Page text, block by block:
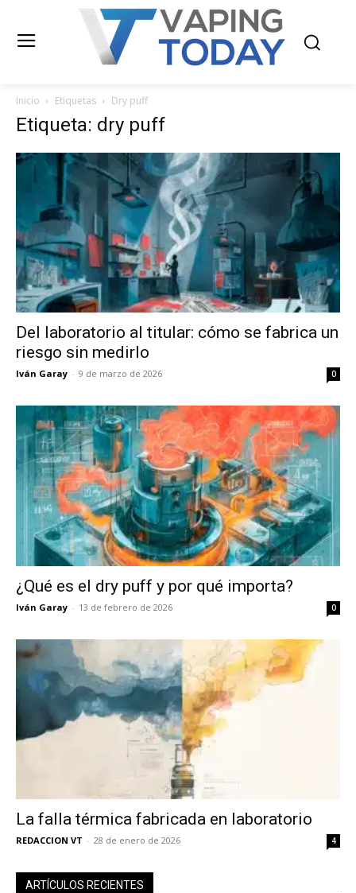
Inicio Etiquetas Dry puff
Etiqueta: dry puff
Del laboratorio al titular: cómo se fabrica un
riesgo sin medirlo
Iván Garay - 9 de marzo de 2026 0
¿Qué es el dry puff y por qué importa?
Iván Garay - 13 de febrero de 2026 0
La falla térmica fabricada en laboratorio
REDACCION VT - 28 de enero de 2026 4
ARTÍCULOS RECIENTES